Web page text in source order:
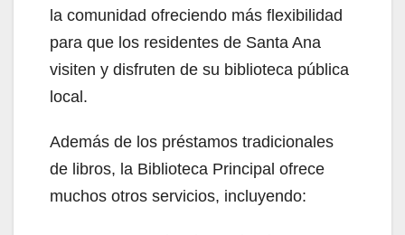
la comunidad ofreciendo más flexibilidad
para que los residentes de Santa Ana
visiten y disfruten de su biblioteca pública
local.
Además de los préstamos tradicionales
de libros, la Biblioteca Principal ofrece
muchos otros servicios, incluyendo: